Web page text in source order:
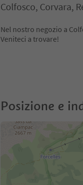
Colfosco, Corvara,
Nel nostro negozio a
Veniteci a trovare!
Posizione e